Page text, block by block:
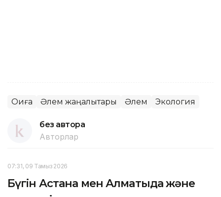
Оқиға Әлем жаңалықтары Әлем Экология
без автора
Авторлар
07:31, 09 Тамыз 2026
Бүгін Астана мен Алматыда және